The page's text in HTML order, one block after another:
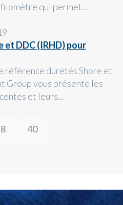
qui permet...
et DDC (IRHD) pour
référence duretés Shore et
Group vous présente les
et leurs...
8 40